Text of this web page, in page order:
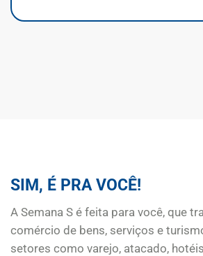
SIM, É PRA VOCÊ!
A Semana S é feita para você, que
comércio de bens, serviços e
setores como varejo, atacado,